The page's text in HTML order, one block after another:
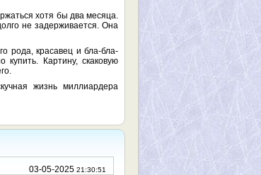
хотя бы два месяца.
не задерживается. Она
рода, красавец и бла-бла-
Картину, скаковую
жизнь миллиардера
03-05-2025 21:30:51